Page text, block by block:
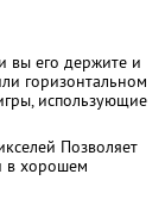
вы его держите и
горизонтальном
использующие
Позволяет
в хорошем